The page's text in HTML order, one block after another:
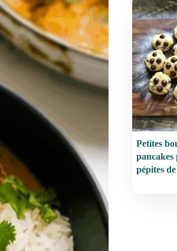
Petites
pancakes
pépites